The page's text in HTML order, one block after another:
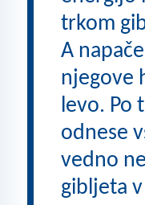
trkom
A
njegove
levo. Po
odnese
vedno
gibljeta